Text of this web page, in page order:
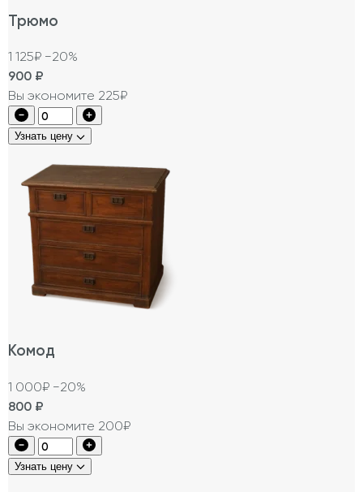
Трюмо
1 125₽ −20%
900 ₽
Вы экономите 225₽
Узнать цену
Комод
1 000₽ −20%
800 ₽
Вы экономите 200₽
Узнать цену